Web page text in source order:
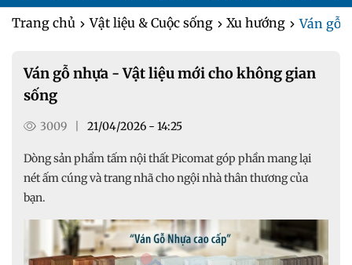
Trang chủ Vật liệu & Cuộc sống Xu hướng Ván gỗ
Ván gỗ nhựa - Vật liệu mới cho không gian
sống
3009 21/04/2026 - 14:25
Dòng sản phẩm tấm nội thất Picomat góp phần mang lại
nét ấm cúng và trang nhã cho ngội nhà thân thương của
bạn.